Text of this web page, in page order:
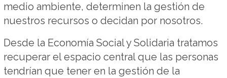
medio ambiente, determinen la gestión de
nuestros recursos o decidan por nosotros.
Desde la Economía Social y Solidaria tratamos
recuperar el espacio central que las personas
tendrían que tener en la gestión de la